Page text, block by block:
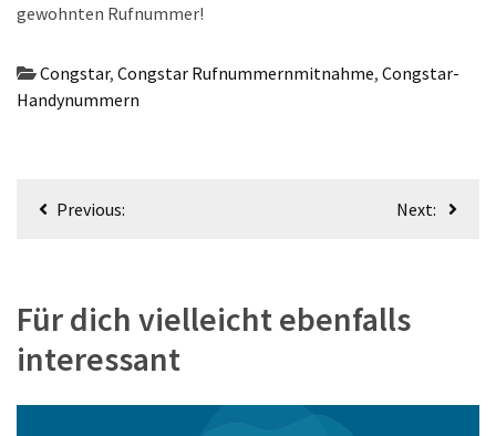
gewohnten Rufnummer!
Congstar, Congstar Rufnummernmitnahme, Congstar-
Handynummern
Beitragsnavigation
Previous: Next:
Für dich vielleicht ebenfalls
interessant